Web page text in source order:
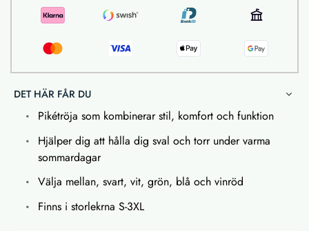
DET HÄR FÅR DU
Pikétröja som kombinerar stil, komfort och funktion
Hjälper dig att hålla dig sval och torr under varma
sommardagar
Välja mellan, svart, vit, grön, blå och vinröd
Finns i storlekrna S-3XL